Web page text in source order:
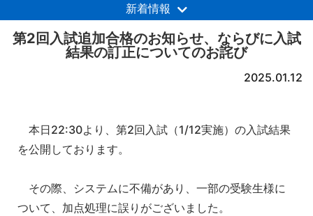
新着情報
第2回入試追加合格のお知らせ、ならびに入試
結果の訂正についてのお詫び
2025.01.12
本日22:30より、第2回入試（1/12実施）の入試結果
を公開しております。
その際、システムに不備があり、一部の受験生様に
ついて、加点処理に誤りがございました。